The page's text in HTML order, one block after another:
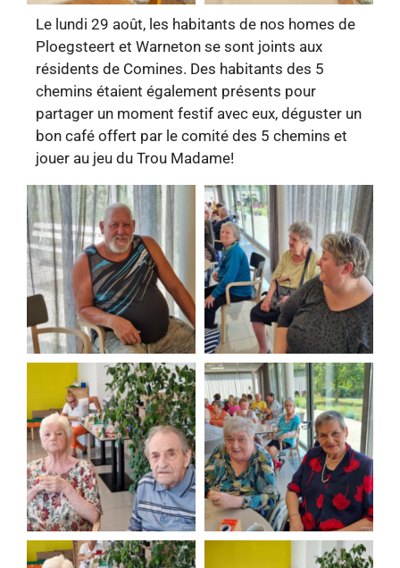
Le lundi 29 août, les habitants de nos homes de
Ploegsteert et Warneton se sont joints aux
résidents de Comines. Des habitants des 5
chemins étaient également présents pour
partager un moment festif avec eux, déguster un
bon café offert par le comité des 5 chemins et
jouer au jeu du Trou Madame!